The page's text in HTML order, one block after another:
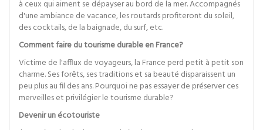
à ceux qui aiment se dépayser au bord de la mer. Accompagnés
d'une ambiance de vacance, les routards profiteront du soleil,
des cocktails, de la baignade, du surf, etc.
Comment faire du tourisme durable en France?
Victime de l'afflux de voyageurs, la France perd petit à petit son
charme. Ses forêts, ses traditions et sa beauté disparaissent un
peu plus au fil des ans. Pourquoi ne pas essayer de préserver ces
merveilles et privilégier le tourisme durable?
Devenir un écotouriste